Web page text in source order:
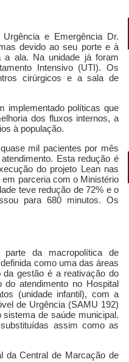
e Emergência Dr.
devido ao seu porte e à
a ala. Na unidade já foram
Intensivo (UTI). Os
cirúrgicos e a sala de
implementado políticas que
dos fluxos internos, a
à população.
mil pacientes por mês
Esta redução é
do projeto Lean nas
parceria com o Ministério
teve redução de 72% e o
para 680 minutos. Os
da macropolítica de
como uma das áreas
gestão é a reativação do
do atendimento no Hospital
(unidade infantil), com a
de Urgência (SAMU 192)
de saúde municipal.
assim como as
da Central de Marcação de